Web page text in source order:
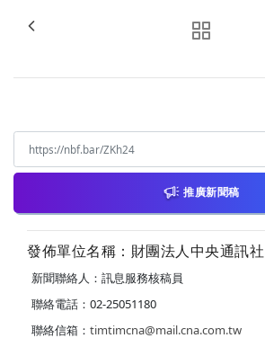
推廣新聞稿
發佈單位名稱：財團法人中央通訊社
新聞聯絡人：訊息服務核稿員
聯絡電話：02-25051180
聯絡信箱： timtimcna@mail.cna.com.tw